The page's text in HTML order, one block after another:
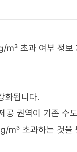
/㎥ 초과 여부 정보
화됩니다.
권역이 기존 수
㎥ 초과하는 것을